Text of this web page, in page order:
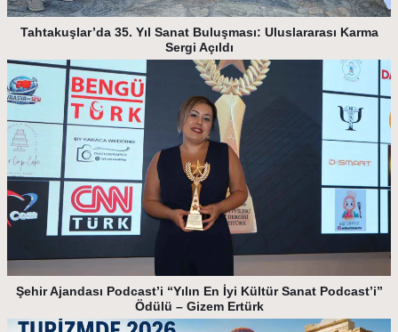
Tahtakuşlar’da 35. Yıl Sanat Buluşması: Uluslararası Karma
Sergi Açıldı
Şehir Ajandası Podcast’i “Yılın En İyi Kültür Sanat Podcast’i”
Ödülü – Gizem Ertürk